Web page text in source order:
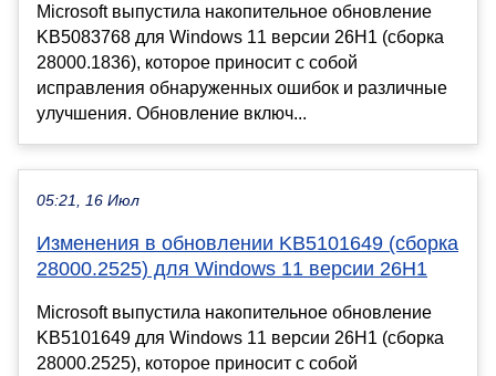
Microsoft выпустила накопительное обновление
KB5083768 для Windows 11 версии 26H1 (сборка
28000.1836), которое приносит с собой
исправления обнаруженных ошибок и различные
улучшения. Обновление включ...
05:21, 16 Июл
Изменения в обновлении KB5101649 (сборка
28000.2525) для Windows 11 версии 26H1
Microsoft выпустила накопительное обновление
KB5101649 для Windows 11 версии 26H1 (сборка
28000.2525), которое приносит с собой